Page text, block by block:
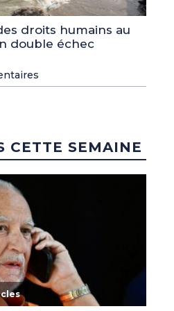
droits humains au
double échec
CETTE SEMAINE